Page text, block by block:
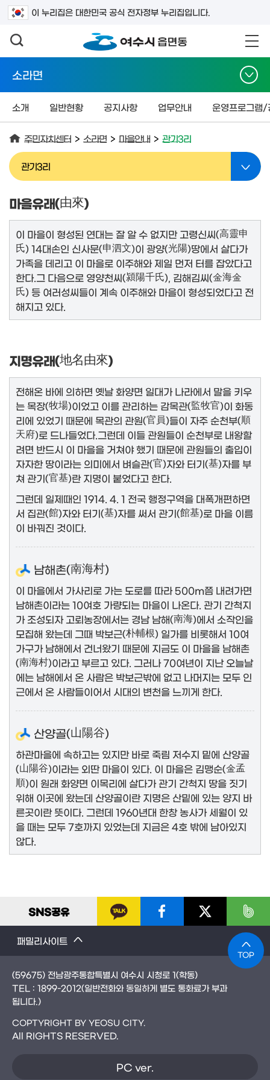
이 누리집은 대한민국 공식 전자정부 누리집입니다.
검색어를 입력하세요
소라면
소개 일반현황 공지사항 업무안내 운영프로그램/
주민자치센터 > 소라면 > 마을안내 > 관기3리
관기3리
마을유래(由來)
이 마을이 형성된 연대는 잘 알 수 없지만 고령신씨(高靈申
氏) 14대손인 신사문(申泗文)이 광양(光陽)땅에서 살다가
가족을 데리고 이 마을로 이주해와 제일 먼저 터를 잡았다고
한다.그 다음으로 영양천씨(潁陽千氏), 김해김씨(金海金
氏) 등 여러성씨들이 계속 이주해와 마을이 형성되었다고 전
해지고 있다.
지명유래(地名由來)
전해온 바에 의하면 옛날 화양면 일대가 나라에서 말을 키우
는 목장(牧場)이었고 이를 관리하는 감목관(監牧官)이 화동
리에 있었기 때문에 목관의 관원(官員)들이 자주 순천부(順
天府)로 드나들었다.그런데 이들 관원들이 순천부로 내왕할
려면 반드시 이 마을을 거쳐야 했기 때문에 관원들의 출입이
자자한 땅이라는 의미에서 벼슬관(官)자와 터기(基)자를 부
쳐 관기(官基)란 지명이 붙었다고 한다.
그런데 일제때인 1914. 4. 1 전국 행정구역을 대폭개편하면
서 집관(館)자와 터기(基)자를 써서 관기(館基)로 마을 이름
이 바꿔진 것이다.
남해촌(南海村)
이 마을에서 가사리로 가는 도로를 따라 500m쯤 내려가면
남해촌이라는 10여호 가량되는 마을이 나온다. 관기 간척지
가 조성되자 고뢰농장에서는 경남 남해(南海)에서 소작인을
모집해 왔는데 그때 박보근(朴輔根) 일가를 비롯해서 10여
가구가 남해에서 건너왔기 때문에 지금도 이 마을을 남해촌
(南海村)이라고 부르고 있다. 그러나 70여년이 지난 오늘날
에는 남해에서 온 사람은 박보근밖에 없고 나머지는 모두 인
근에서 온 사람들이어서 시대의 변천을 느끼게 한다.
산양골(山陽谷)
하관마을에 속하고는 있지만 바로 죽림 저수지 밑에 산양골
(山陽谷)이라는 외딴 마을이 있다. 이 마을은 김맹순(金孟
順)이 원래 화양면 이목리에 살다가 관기 간척지 땅을 짓기
위해 이곳에 왔는데 산양골이란 지명은 산밑에 있는 양지 바
른곳이란 뜻이다. 그런데 1960년대 한창 농사가 세월이 있
을 때는 모두 7호까지 있었는데 지금은 4호 밖에 남아있지
않다.
SNS공유
패밀리사이트
TOP
(59675) 전남광주통합특별시 여수시 시청로 1(학동)
TEL : 1899-2012(일반전화와 동일하게 별도 통화료가 부과
됩니다.)
COPTYRIGHT BY YEOSU CITY.
All RIGHTS RESERVED.
PC ver.